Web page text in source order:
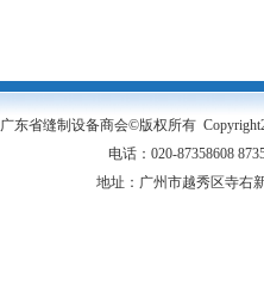
广东省缝制设备商会©版权所有
电话：020-87358608
地址：广州市越秀区寺右